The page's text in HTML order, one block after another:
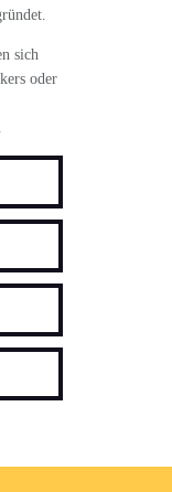
sich
oder